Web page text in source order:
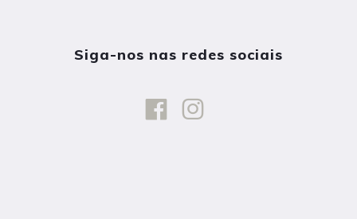
Siga-nos nas redes sociais